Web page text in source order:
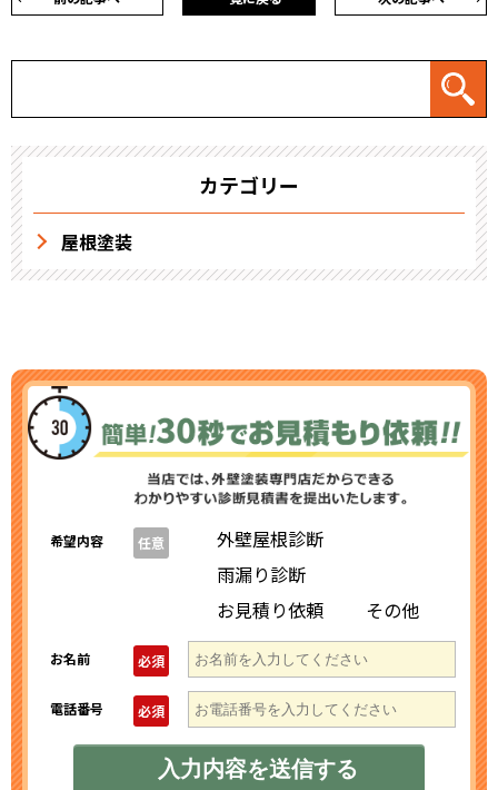
カテゴリー
屋根塗装
希望内容 任意
外壁屋根診断
雨漏り診断
お見積り依頼
その他
お名前 必須
電話番号 必須